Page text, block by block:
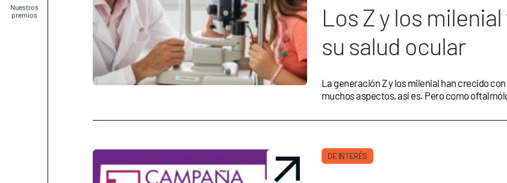
Nuestros
premios
Los Z y los
su salud ocular
La generación Z y los milenial han crecido
muchos aspectos, así es. Pero como
DE INTERÉS